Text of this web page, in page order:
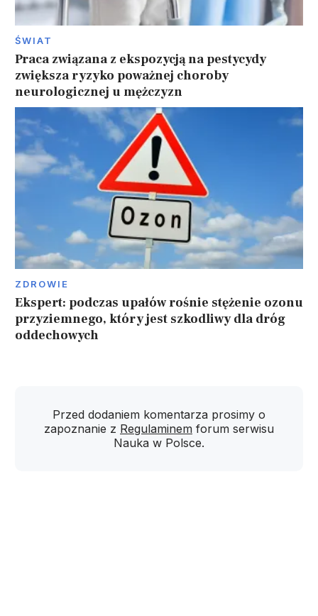
ŚWIAT
Praca związana z ekspozycją na pestycydy
zwiększa ryzyko poważnej choroby
neurologicznej u mężczyzn
ZDROWIE
Ekspert: podczas upałów rośnie stężenie ozonu
przyziemnego, który jest szkodliwy dla dróg
oddechowych
Przed dodaniem komentarza prosimy o
zapoznanie z Regulaminem forum serwisu
Nauka w Polsce.